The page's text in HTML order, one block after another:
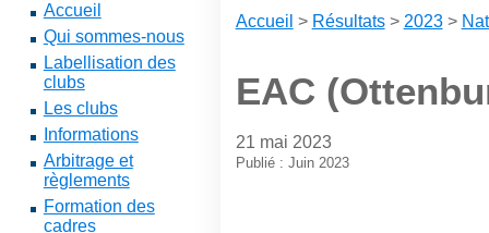
Accueil
Qui sommes-nous
Labellisation des
clubs
Les clubs
Informations
Arbitrage et
règlements
Formation des
cadres
Accueil > Résultats> 2023>
EAC
21 mai 2023
Publié : Juin 2023